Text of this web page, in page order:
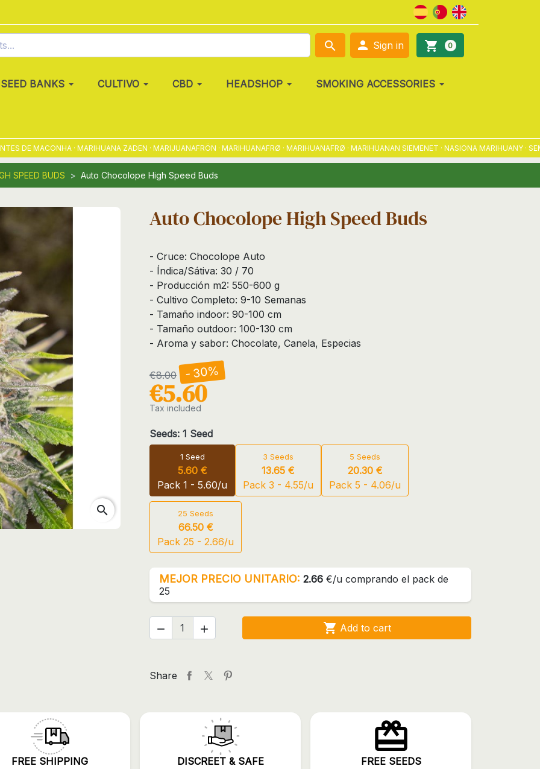
search  Sign in shopping_cart 0
SEED BANKS CULTIVO CBD HEADSHOP SMOKING ACCESSORIES
· MARIHUANA ZADEN · MARIJUANAFRÖN · MARIHUANAFRØ · MARIHUANAFRØ · MARIHUANAN SIEMENET · NASIONA MARIHUANY ·
SPEED BUDS Auto Chocolope High Speed Buds
search
Auto Chocolope High Speed Buds
- Cruce: Chocolope Auto
- Índica/Sátiva: 30 / 70
- Producción m2: 550-600 g
- Cultivo Completo: 9-10 Semanas
- Tamaño indoor: 90-100 cm
- Tamaño outdoor: 100-130 cm
- Aroma y sabor: Chocolate, Canela, Especias
€8.00 - 30%
€5.60
Tax included
Seeds: 1 Seed
1 Seed
5.60 €
Pack 1 - 5.60/u
3 Seeds
13.65 €
Pack 3 - 4.55/u
5 Seeds
20.30 €
Pack 5 - 4.06/u
25 Seeds
66.50 €
Pack 25 - 2.66/u
MEJOR PRECIO UNITARIO: 2.66 €/u comprando el pack de
25
   Add to cart
Share
FREE SHIPPING DISCREET & SAFE FREE SEEDS